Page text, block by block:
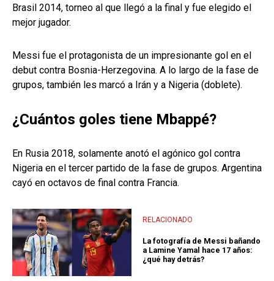
Brasil 2014, torneo al que llegó a la final y fue elegido el
mejor jugador.
Messi fue el protagonista de un impresionante gol en el
debut contra Bosnia-Herzegovina. A lo largo de la fase de
grupos, también les marcó a Irán y a Nigeria (doblete).
¿Cuántos goles tiene Mbappé?
En Rusia 2018, solamente anotó el agónico gol contra
Nigeria en el tercer partido de la fase de grupos. Argentina
cayó en octavos de final contra Francia.
RELACIONADO
La fotografía de Messi bañando
a Lamine Yamal hace 17 años:
¿qué hay detrás?